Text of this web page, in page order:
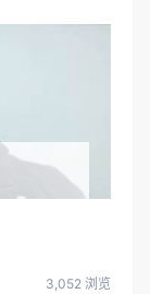
3,052 浏览